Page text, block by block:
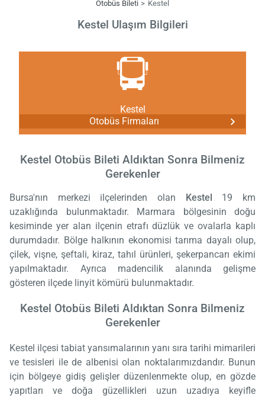
Otobüs Bileti Kestel
Kestel Ulaşım Bilgileri
Kestel
Otobüs Firmaları
Kestel Otobüs Bileti Aldıktan Sonra Bilmeniz
Gerekenler
Bursa'nın merkezi ilçelerinden olan Kestel
19 km
uzaklığında bulunmaktadır. Marmara bölgesinin doğu
kesiminde yer alan ilçenin etrafı düzlük ve ovalarla kaplı
durumdadır. Bölge halkının ekonomisi tarıma dayalı olup,
çilek, vişne, şeftali, kiraz, tahıl ürünleri, şekerpancarı ekimi
yapılmaktadır. Ayrıca madencilik alanında gelişme
gösteren ilçede linyit kömürü bulunmaktadır.
Kestel Otobüs Bileti Aldıktan Sonra Bilmeniz
Gerekenler
Kestel ilçesi tabiat yansımalarının yanı sıra tarihi mimarileri
ve tesisleri ile de albenisi olan noktalarımızdandır. Bunun
için bölgeye gidiş gelişler düzenlenmekte olup, en gözde
yapıtları ve doğa güzellikleri uzun uzadıya keyifle